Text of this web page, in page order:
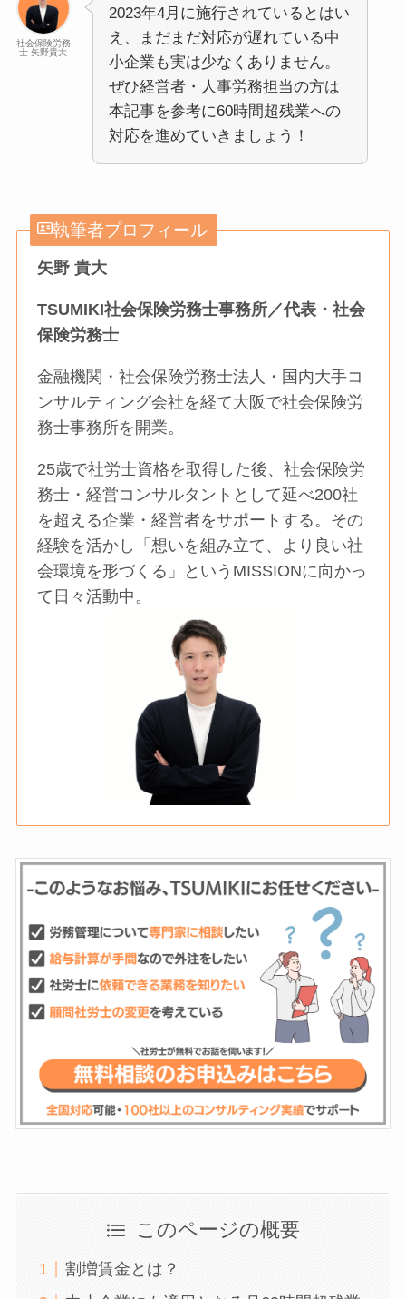
社会保険労務
士 矢野貴大
2023年4月に施行されているとはい
え、まだまだ対応が遅れている中
小企業も実は少なくありません。
ぜひ経営者・人事労務担当の方は
本記事を参考に60時間超残業への
対応を進めていきましょう！
執筆者プロフィール
矢野 貴大
TSUMIKI社会保険労務士事務所／代表・社会
保険労務士
金融機関・社会保険労務士法人・国内大手コ
ンサルティング会社を経て大阪で社会保険労
務士事務所を開業。
25歳で社労士資格を取得した後、社会保険労
務士・経営コンサルタントとして延べ200社
を超える企業・経営者をサポートする。その
経験を活かし「想いを組み立て、より良い社
会環境を形づくる」というMISSIONに向かっ
て日々活動中。
このページの概要
割増賃金とは？